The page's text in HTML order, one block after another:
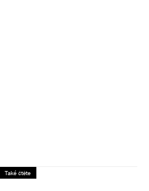
Také čtěte